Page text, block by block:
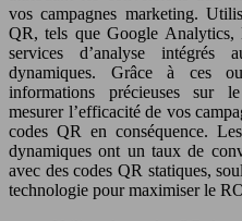
vos campagnes marketing.
QR, tels que Google
services d’analyse intégrés
dynamiques. Grâce à ces
informations précieuses sur
mesurer l’efficacité de vos
codes QR en conséquence.
dynamiques ont un taux de
avec des codes QR statiques,
technologie pour maximiser le